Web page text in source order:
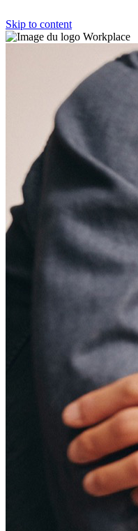
Skip to content